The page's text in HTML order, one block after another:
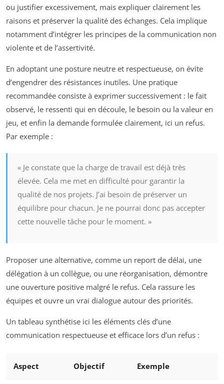
ou justifier excessivement, mais expliquer clairement les
raisons et préserver la qualité des échanges. Cela implique
notamment d’intégrer les principes de la communication non
violente et de l’assertivité.
En adoptant une posture neutre et respectueuse, on évite
d’engendrer des résistances inutiles. Une pratique
recommandée consiste à exprimer successivement : le fait
observé, le ressenti qui en découle, le besoin ou la valeur en
jeu, et enfin la demande formulée clairement, ici un refus.
Par exemple :
« Je constate que la charge de travail est déjà très
élevée. Cela me met en difficulté pour garantir la
qualité de nos projets. J’ai besoin de préserver un
équilibre pour chacun. Je ne pourrai donc pas accepter
cette nouvelle tâche pour le moment. »
Proposer une alternative, comme un report de délai, une
délégation à un collègue, ou une réorganisation, démontre
une ouverture positive malgré le refus. Cela rassure les
équipes et ouvre un vrai dialogue autour des priorités.
Un tableau synthétise ici les éléments clés d’une
communication respectueuse et efficace lors d’un refus :
Aspect Objectif Exemple